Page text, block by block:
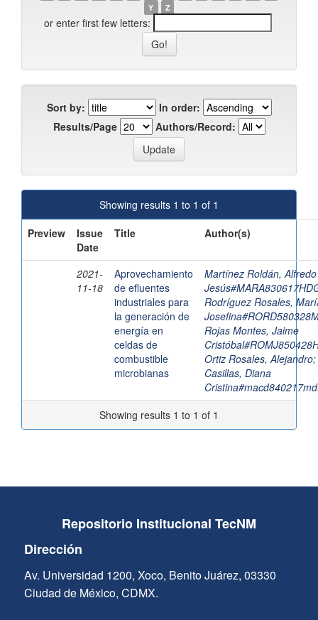
Y
Z
or enter first few letters:
Sort by:
In order:
Results/Page
Authors/Record:
Showing results 1 to 1 of 1
Preview
Issue
Date
Title Author(s)
2021-
11-18
Aprovechamiento
de efluentes
industriales para
la generación de
energía en
celdas de
combustible
microbianas
Martínez Roldán,
Rodríguez Rosales,
Rojas Montes, Jaime
Ortiz Rosales, Alejandro;
Casillas, Diana
Showing results 1 to 1 of 1
Repositorio Institucional TecNM
Dirección
Av. Universidad 1200, Xoco, Benito Juárez, 03330
Ciudad de México, CDMX.